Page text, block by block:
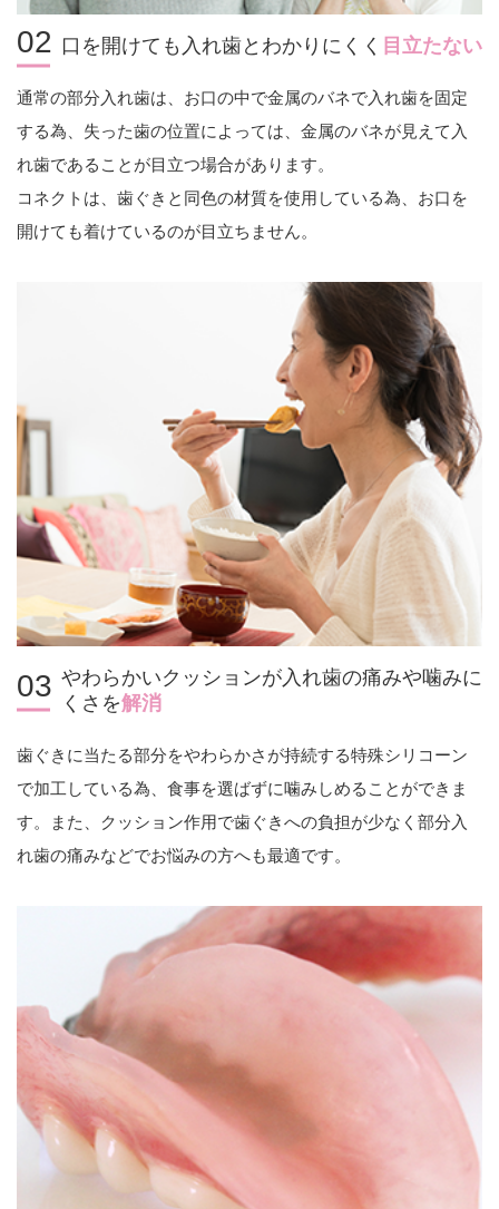
02 口を開けても入れ歯とわかりにくく 目立たない
通常の部分入れ歯は、お口の中で金属のバネで入れ歯を固定
する為、失った歯の位置によっては、金属のバネが見えて入
れ歯であることが目立つ場合があります。
コネクトは、歯ぐきと同色の材質を使用している為、お口を
開けても着けているのが目立ちません。
03 やわらかいクッションが入れ歯の痛みや噛みに
くさを解消
歯ぐきに当たる部分をやわらかさが持続する特殊シリコーン
で加工している為、食事を選ばずに噛みしめることができま
す。また、クッション作用で歯ぐきへの負担が少なく部分入
れ歯の痛みなどでお悩みの方へも最適です。